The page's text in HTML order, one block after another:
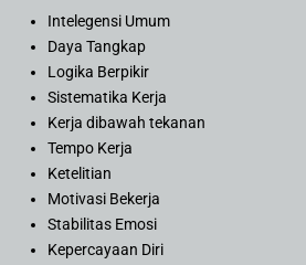
Intelegensi Umum
Daya Tangkap
Logika Berpikir
Sistematika Kerja
Kerja dibawah tekanan
Tempo Kerja
Ketelitian
Motivasi Bekerja
Stabilitas Emosi
Kepercayaan Diri